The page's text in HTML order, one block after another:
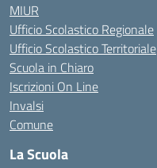
MIUR
Ufficio Scolastico Regionale
Ufficio Scolastico Territoriale
Scuola in Chiaro
Iscrizioni On Line
Invalsi
Comune
La Scuola